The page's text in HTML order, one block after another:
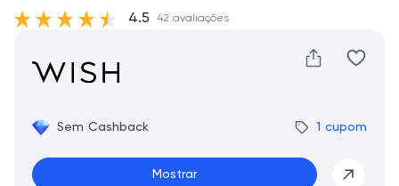
Sem Cashback 1 cupom
Mostrar
4.5 42 avaliações